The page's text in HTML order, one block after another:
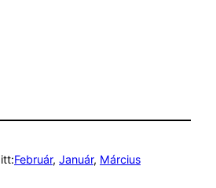
itt:Február, Január, Március